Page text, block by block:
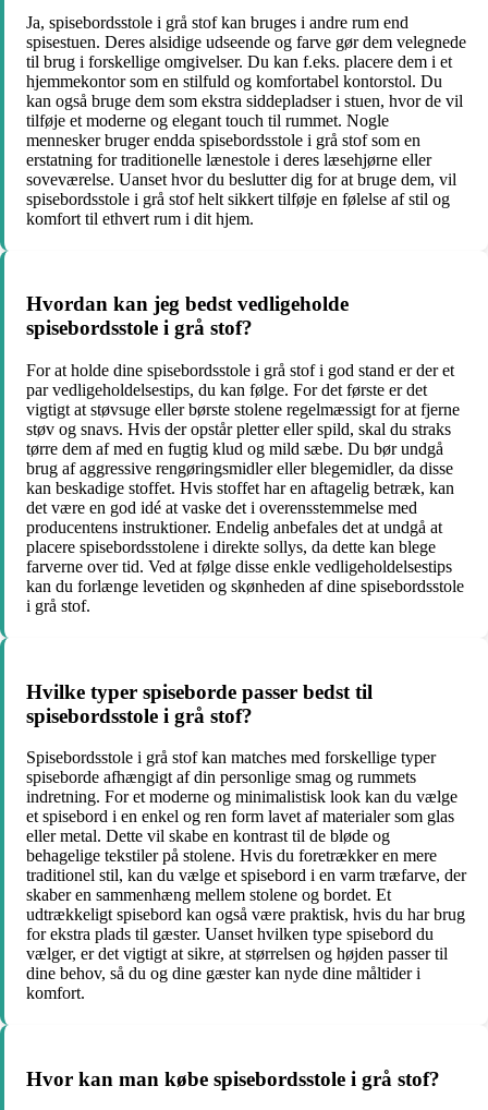
Ja, spisebordsstole i grå stof kan bruges i andre rum end
spisestuen. Deres alsidige udseende og farve gør dem velegnede
til brug i forskellige omgivelser. Du kan f.eks. placere dem i et
hjemmekontor som en stilfuld og komfortabel kontorstol. Du
kan også bruge dem som ekstra siddepladser i stuen, hvor de vil
tilføje et moderne og elegant touch til rummet. Nogle
mennesker bruger endda spisebordsstole i grå stof som en
erstatning for traditionelle lænestole i deres læsehjørne eller
soveværelse. Uanset hvor du beslutter dig for at bruge dem, vil
spisebordsstole i grå stof helt sikkert tilføje en følelse af stil og
komfort til ethvert rum i dit hjem.
Hvordan kan jeg bedst vedligeholde
spisebordsstole i grå stof?
For at holde dine spisebordsstole i grå stof i god stand er der et
par vedligeholdelsestips, du kan følge. For det første er det
vigtigt at støvsuge eller børste stolene regelmæssigt for at fjerne
støv og snavs. Hvis der opstår pletter eller spild, skal du straks
tørre dem af med en fugtig klud og mild sæbe. Du bør undgå
brug af aggressive rengøringsmidler eller blegemidler, da disse
kan beskadige stoffet. Hvis stoffet har en aftagelig betræk, kan
det være en god idé at vaske det i overensstemmelse med
producentens instruktioner. Endelig anbefales det at undgå at
placere spisebordsstolene i direkte sollys, da dette kan blege
farverne over tid. Ved at følge disse enkle vedligeholdelsestips
kan du forlænge levetiden og skønheden af dine spisebordsstole
i grå stof.
Hvilke typer spiseborde passer bedst til
spisebordsstole i grå stof?
Spisebordsstole i grå stof kan matches med forskellige typer
spiseborde afhængigt af din personlige smag og rummets
indretning. For et moderne og minimalistisk look kan du vælge
et spisebord i en enkel og ren form lavet af materialer som glas
eller metal. Dette vil skabe en kontrast til de bløde og
behagelige tekstiler på stolene. Hvis du foretrækker en mere
traditionel stil, kan du vælge et spisebord i en varm træfarve, der
skaber en sammenhæng mellem stolene og bordet. Et
udtrækkeligt spisebord kan også være praktisk, hvis du har brug
for ekstra plads til gæster. Uanset hvilken type spisebord du
vælger, er det vigtigt at sikre, at størrelsen og højden passer til
dine behov, så du og dine gæster kan nyde dine måltider i
komfort.
Hvor kan man købe spisebordsstole i grå stof?